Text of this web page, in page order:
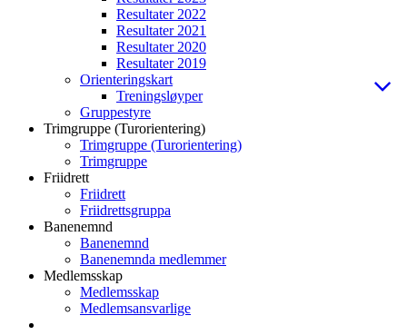
Resultater 2022
Resultater 2021
Resultater 2020
Resultater 2019
Orienteringskart
Treningsløyper
Gruppestyre
Trimgruppe (Turorientering)
Trimgruppe (Turorientering)
Trimgruppe
Friidrett
Friidrett
Friidrettsgruppa
Banenemnd
Banenemnd
Banenemnda medlemmer
Medlemsskap
Medlemsskap
Medlemsansvarlige